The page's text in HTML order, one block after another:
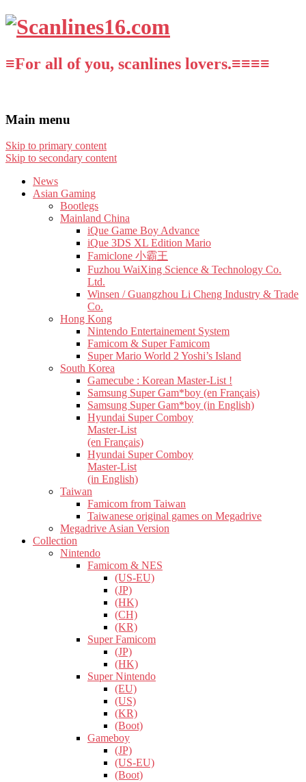
≡For all of you, scanlines lovers.≡≡≡≡
Main menu
Skip to primary content
Skip to secondary content
News
Asian Gaming
Bootlegs
Mainland China
iQue Game Boy Advance
iQue 3DS XL Edition Mario
Famiclone 小霸王
Fuzhou WaiXing Science & Technology Co.
Ltd.
Winsen / Guangzhou Li Cheng Industry & Trade
Co.
Hong Kong
Nintendo Entertainement System
Famicom & Super Famicom
Super Mario World 2 Yoshi’s Island
South Korea
Gamecube : Korean Master-List !
Samsung Super Gam*boy (en Français)
Samsung Super Gam*boy (in English)
Hyundai Super Comboy
Master-List
(en Français)
Hyundai Super Comboy
Master-List
(in English)
Taiwan
Famicom from Taiwan
Taiwanese original games on Megadrive
Megadrive Asian Version
Collection
Nintendo
Famicom & NES
(US-EU)
(JP)
(HK)
(CH)
(KR)
Super Famicom
(JP)
(HK)
Super Nintendo
(EU)
(US)
(KR)
(Boot)
Gameboy
(JP)
(US-EU)
(Boot)